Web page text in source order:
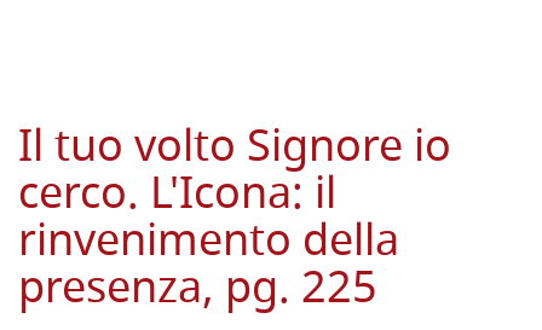
Il tuo volto Signore io
cerco. L'Icona: il
rinvenimento della
presenza, pg. 225